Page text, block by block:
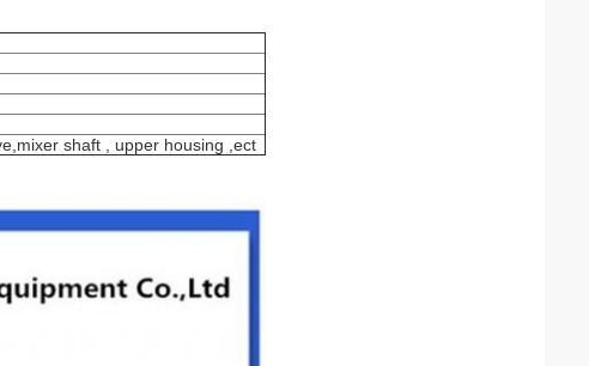
shaft , upper housing ,ect